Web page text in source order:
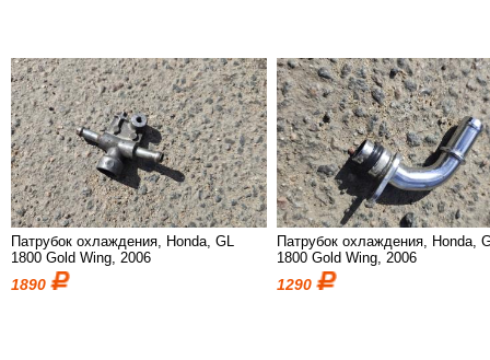
Патрубок охлаждения, Honda, GL
1800 Gold Wing, 2006
1890
Патрубок охлаждения, Honda,
1800 Gold Wing, 2006
1290